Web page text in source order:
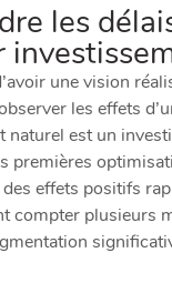
les
une vision
les effets
naturel est un
premières
effets positifs
compter plusieurs